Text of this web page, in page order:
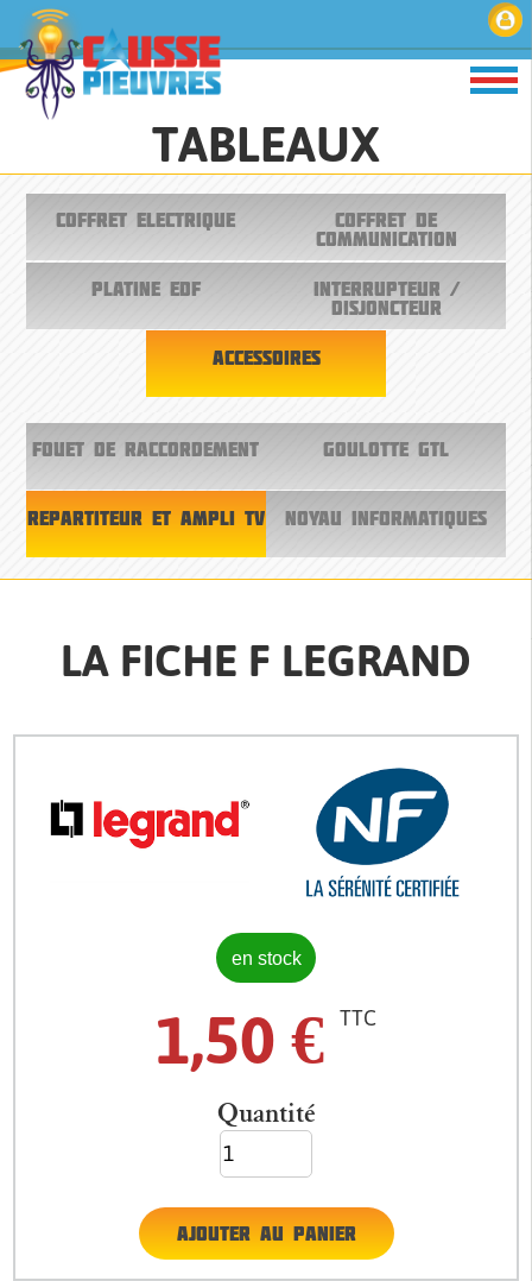
TABLEAUX
COFFRET ELECTRIQUE
COFFRET DE
COMMUNICATION
PLATINE EDF
INTERRUPTEUR /
DISJONCTEUR
ACCESSOIRES
FOUET DE RACCORDEMENT GOULOTTE GTL
REPARTITEUR ET AMPLI TV NOYAU INFORMATIQUES
LA FICHE F LEGRAND
en stock
1,50 € TTC
Quantité